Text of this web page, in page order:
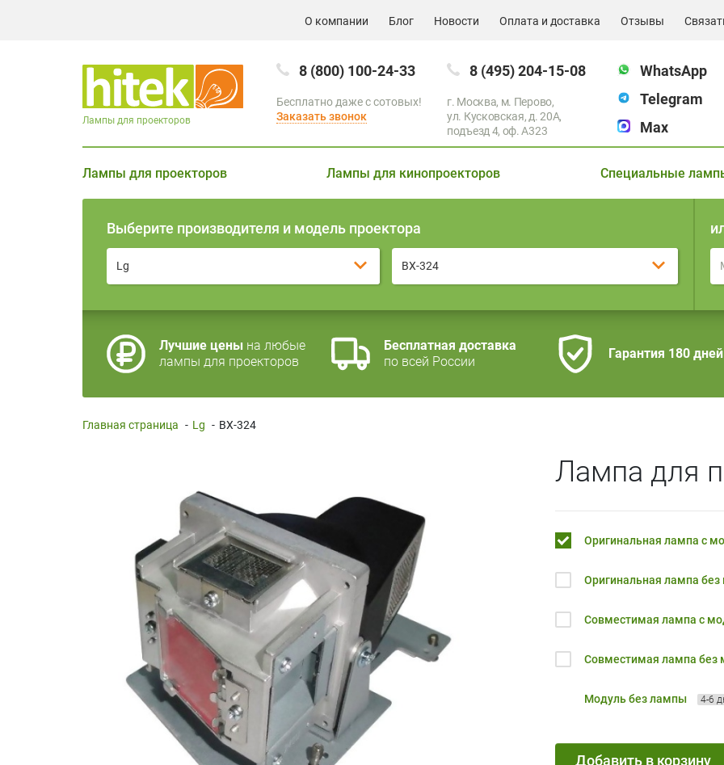
О компании Блог Новости Оплата и доставка Отзывы
8 (800) 100-24-33
Бесплатно даже с сотовых!
Заказать звонок
8 (495) 204-15-08
г. Москва, м. Перово,
ул. Кусковская, д. 20А,
подъезд 4, оф. A323
WhatsApp
Telegram
Max
Лампы для проекторов
Лампы для проекторов Лампы для кинопроекторов Специальные
Выберите производителя и модель проектора
Lg BX-324
Лучшие цены на любые
лампы для проекторов
Бесплатная доставка
по всей России
Гарантия 180 дней
Главная страница - Lg - BX-324
Лампа для
Оригинальная лампа с
Оригинальная лампа без
Совместимая лампа с
Совместимая лампа без
Модуль без лампы 4-6
Добавить в корзину